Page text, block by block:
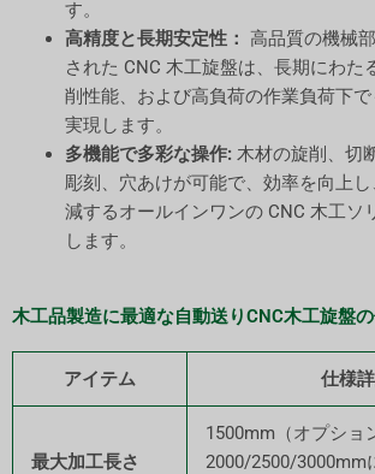
す。
高精度と長期安定性： 高品質の機械
された CNC 木工旋盤は、長期にわた
削性能、および高負荷の作業負荷下
実現します。
多機能で多彩な操作:木材の旋削、切
彫刻、穴あけが可能で、効率を向上
減するオールインワンの CNC 木工ソ
します。
木工品製造に最適な自動送りCNC木工旋盤
アイテム 仕様
最大加工長さ
1500mm（オプショ
2000/2500/3000mm